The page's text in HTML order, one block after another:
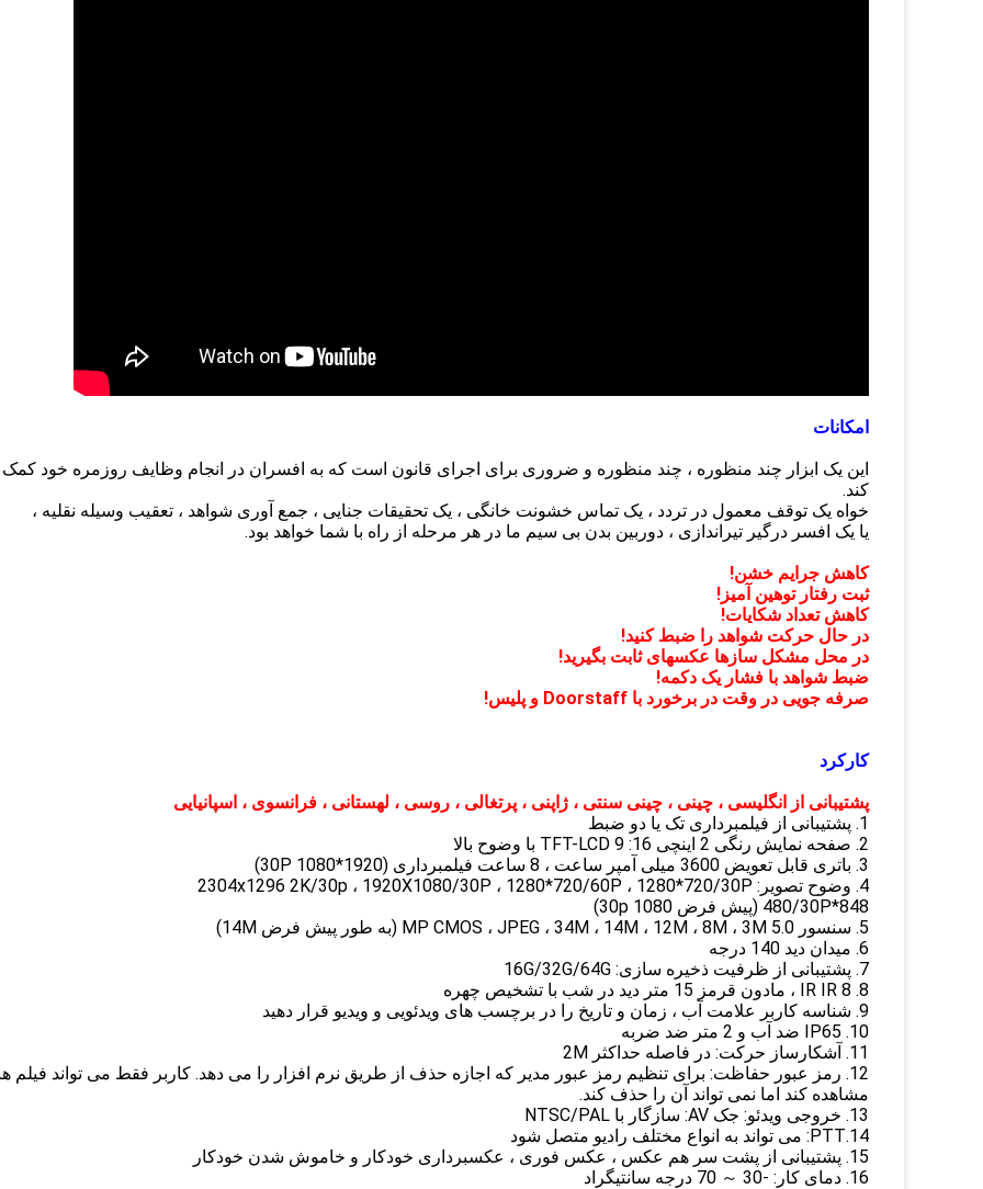
امکانات
این یک ابزار چند منظوره ، چند منظوره و ضروری برای اجرای قانون است که به افسران در انجام وظایف روزمره خود
کند.
خواه یک توقف معمول در تردد ، یک تماس خشونت خانگی ، یک تحقیقات جنایی ، جمع آوری شواهد ، تعقیب وسیله نقلیه ،
یا یک افسر درگیر تیراندازی ، دوربین بدن بی سیم ما در هر مرحله از راه با شما خواهد بود.
کاهش جرایم خشن!
ثبت رفتار توهین آمیز!
کاهش تعداد شکایات!
در حال حرکت شواهد را ضبط کنید!
در محل مشکل سازها عکسهای ثابت بگیرید!
ضبط شواهد با فشار یک دکمه!
صرفه جویی در وقت در برخورد با Doorstaff و پلیس!
کارکرد
پشتیبانی از انگلیسی ، چینی ، چینی سنتی ، ژاپنی ، پرتغالی ، روسی ، لهستانی ، فرانسوی ، اسپانیایی
1. پشتیبانی از فیلمبرداری تک یا دو ضبط
2. صفحه نمایش رنگی 2 اینچی 16: 9 TFT-LCD با وضوح بالا
3. باتری قابل تعویض 3600 میلی آمپر ساعت ، 8 ساعت فیلمبرداری (1920*1080 30P)
4. وضوح تصویر: 2304x1296 2K/30p ، 1920X1080/30P ، 1280*720/60P ، 1280*720/30P
848*480/30P (پیش فرض 1080 30p)
5. سنسور 5.0 MP CMOS ، JPEG ، 34M ، 14M ، 12M ، 8M ، 3M (به طور پیش فرض 14M)
6. میدان دید 140 درجه
7. پشتیبانی از ظرفیت ذخیره سازی: 16G/32G/64G
8. 8 IR IR ، مادون قرمز 15 متر دید در شب با تشخیص چهره
9. شناسه کاربر علامت آب ، زمان و تاریخ را در برچسب های ویدئویی و ویدیو قرار دهید
10. IP65 ضد آب و 2 متر ضد ضربه
11. آشکارساز حرکت: در فاصله حداکثر 2M
12. رمز عبور حفاظت: برای تنظیم رمز عبور مدیر که اجازه حذف از طریق نرم افزار را می دهد. کاربر فقط می تواند فیلم
مشاهده کند اما نمی تواند آن را حذف کند.
13. خروجی ویدئو: جک AV: سازگار با NTSC/PAL
14.PTT: می تواند به انواع مختلف رادیو متصل شود
15. پشتیبانی از پشت سر هم عکس ، عکس فوری ، عکسبرداری خودکار و خاموش شدن خودکار
16. دمای کار: -30 ～ 70 درجه سانتیگراد